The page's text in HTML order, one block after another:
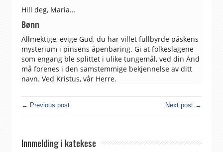
Hill deg, Maria…
Bønn
Allmektige, evige Gud, du har villet fullbyrde påskens
mysterium i pinsens åpenbaring. Gi at folkeslagene
som engang ble splittet i ulike tungemål, ved din Ånd
må forenes i den samstemmige bekjennelse av ditt
navn. Ved Kristus, vår Herre.
← Previous post Next post →
Innmelding i katekese